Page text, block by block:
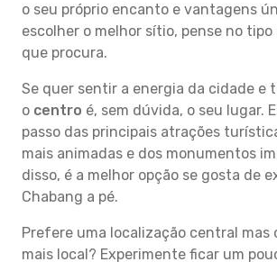
o seu próprio encanto e vantagens
escolher o melhor sítio, pense no
que procura.
Se quer sentir a energia da cidade e
o centro é, sem dúvida, o seu lugar.
passo das principais atrações
mais animadas e dos monumentos
disso, é a melhor opção se gosta de
Chabang a pé.
Prefere uma localização central mas
mais local? Experimente ficar um